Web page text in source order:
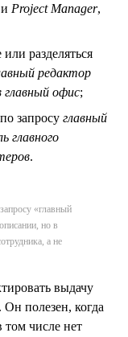
Project Manager,
разделяться
редактор
главный офис;
запросу главный
главного
.
«главный
но в
а не
выдачу
полезен, когда
том числе нет